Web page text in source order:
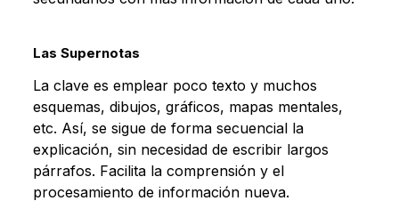
Las Supernotas
La clave es emplear poco texto y muchos
esquemas, dibujos, gráficos, mapas mentales,
etc. Así, se sigue de forma secuencial la
explicación, sin necesidad de escribir largos
párrafos. Facilita la comprensión y el
procesamiento de información nueva.